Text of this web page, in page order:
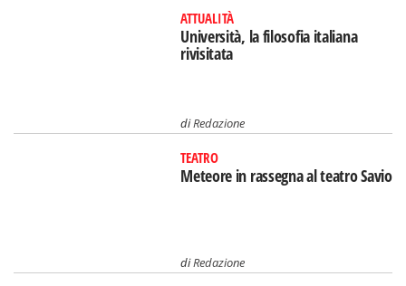
ATTUALITÀ
Università, la filosofia italiana
rivisitata
diRedazione
TEATRO
Meteore in rassegna al teatro Savio
diRedazione